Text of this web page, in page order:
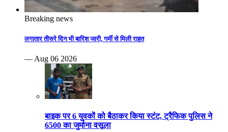
Breaking news
लगातार तीसरे दिन भी बारिश जारी, गर्मी से मिली राहत
— Aug 06 2026
बाइक पर 6 युवकों को बैठाकर किया स्टंट, ट्रैफिक पुलिस ने
6500 का जुर्माना वसूला